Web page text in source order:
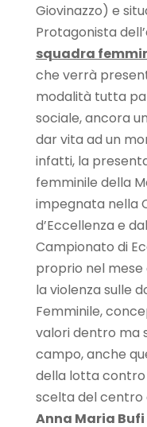
Giovinazzo) e
Protagonista
squadra
che verrà
modalità tutta
sociale, ancora
dar vita ad un
infatti, la
femminile della
impegnata nella
d’Eccellenza e
Campionato di
proprio nel
la violenza sulle
Femminile,
valori dentro ma
campo, anche
della lotta contro
scelta del centro
Anna Maria Bufi